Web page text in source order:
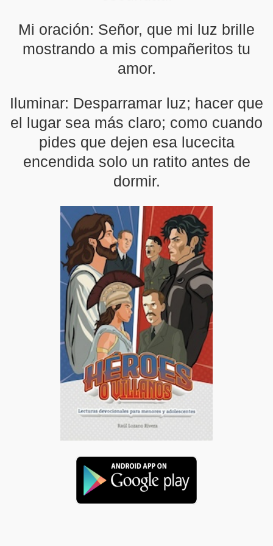
Mi oración: Señor, que mi luz brille
mostrando a mis compañeritos tu
amor.
Iluminar: Desparramar luz; hacer que
el lugar sea más claro; como cuando
pides que dejen esa lucecita
encendida solo un ratito antes de
dormir.